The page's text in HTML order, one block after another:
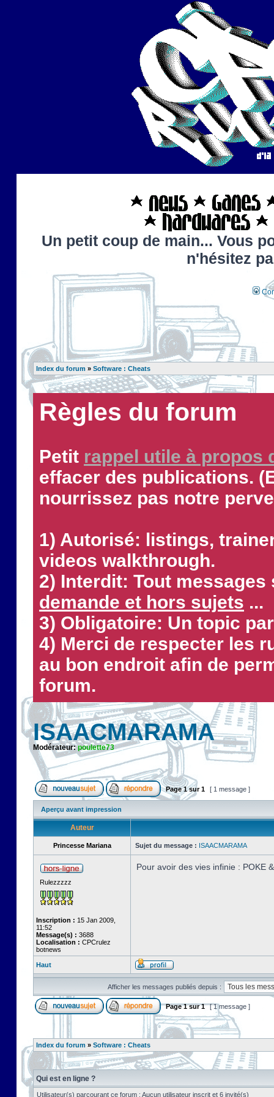
Un petit coup de main... Vous
n'hésitez
Index du forum » Software : Cheats
Règles du forum
Petit rappel utile à propos
effacer des publications.
nourrissez pas notre
1) Autorisé: listings,
videos walkthrough.
2) Interdit: Tout
demande et hors sujets ...
3) Obligatoire: Un topic
4) Merci de respecter les
au bon endroit afin de
forum.
ISAACMARAMA
Modérateur:poulette73
Page1sur1 [ 1 message ]
Aperçu avant impression
Auteur
Princesse Mariana Sujet du message : ISAACMARAMA
Rulezzzzz
Inscription : 15 Jan 2009,
11:52
Message(s) : 3688
Localisation : CPCrulez
botnews
Pour avoir des vies infinie : POKE
Haut
Afficher les messages publiés depuis :
Page1sur1 [ 1 message ]
Index du forum » Software : Cheats
Qui est en ligne ?
Utilisateur(s) parcourant ce forum : Aucun utilisateur inscrit et 6 invité(s)